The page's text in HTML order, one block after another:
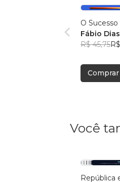
O
Fábio
R$ 45,75
Comprar
Você
República